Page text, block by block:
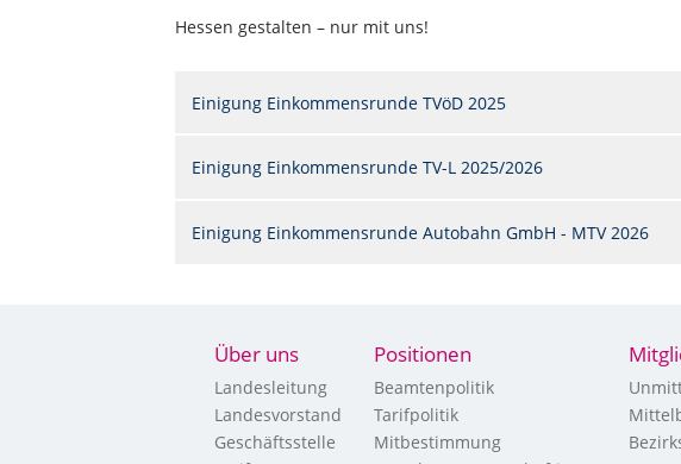
Hessen gestalten – nur mit uns!
Einigung Einkommensrunde TVöD 2025
Einigung Einkommensrunde TV-L 2025/2026
Einigung Einkommensrunde Autobahn GmbH - MTV 2026
Über uns
Landesleitung
Landesvorstand
Geschäftsstelle
Positionen
Beamtenpolitik
Tarifpolitik
Mitbestimmung